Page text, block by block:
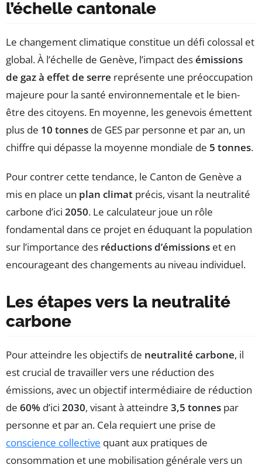
l’échelle cantonale
Le changement climatique constitue un défi colossal et
global. À l’échelle de Genève, l’impact desémissions
de gaz à effet de serre représente une préoccupation
majeure pour la santé environnementale et le bien-
être des citoyens. En moyenne, les genevois émettent
plus de 10 tonnes de GES par personne et par an, un
chiffre qui dépasse la moyenne mondiale de 5 tonnes.
Pour contrer cette tendance, le Canton de Genève a
mis en place un plan climat précis, visant la neutralité
carbone d’ici 2050. Le calculateur joue un rôle
fondamental dans ce projet en éduquant la population
sur l’importance des réductions d’émissions et en
encourageant des changements au niveau individuel.
Les étapes vers la neutralité
carbone
Pour atteindre les objectifs de neutralité carbone, il
est crucial de travailler vers une réduction des
émissions, avec un objectif intermédiaire de réduction
de 60% d’ici 2030, visant à atteindre 3,5 tonnes par
personne et par an. Cela requiert une prise de
conscience collective quant aux pratiques de
consommation et une mobilisation générale vers un